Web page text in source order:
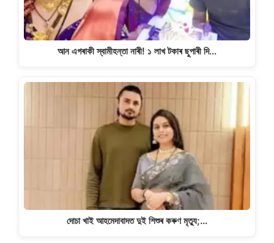
আন এগৰাকী স্বামীহন্তা নাৰী! ১ লাখ টকাৰ ছুপাৰী দি…
দোচা খাই আহমেদাবাদত দুই শিশুৰ কৰুণ মৃত্যু;…